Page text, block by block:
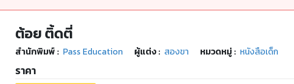
ต้อย ติ้ดตี่
สำนักพิมพ์ : Pass Education ผู้แต่ง : สองขา หมวดหมู่ : หนังสือเด็ก
ราคา